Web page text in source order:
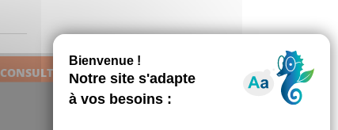
CONSULTER LE SITE INTERNET